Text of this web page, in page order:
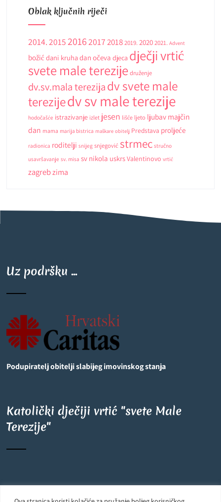
Oblak ključnih riječi
2014.2015201620172018 2019. 2020 2021. Advent
božić dani kruhadan očeva djeca dječji vrtić
svete male terezije druženje
dv.sv.mala terezijadv svete male
terezijedv sv male terezije
hodočašće istrazivanje izlet jesen lišće ljeto ljubav majčin
dan mama marija bistrica maškare obitelj Predstava proljeće
radionica roditelji snijeg snjegović strmec stručno
usavršavanje sv. misa sv nikola uskrsValentinovo vrtić
zagrebzima
Uz podršku ...
Podupiratelj obitelji slabijeg imovinskog stanja
Katolički dječiji vrtić "svete Male
Terezije"